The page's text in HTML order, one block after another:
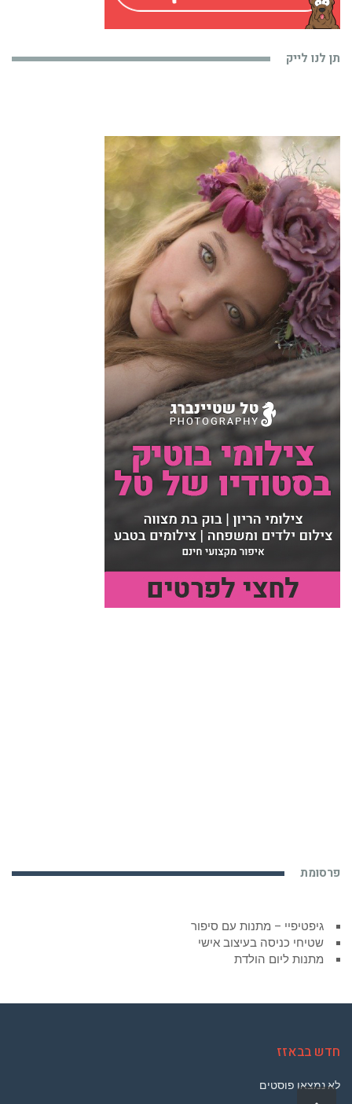
תן לנו לייק
פרסומת
גיפטיפיי – מתנות עם סיפור
שטיחי כניסה בעיצוב אישי
מתנות ליום הולדת
חדש בבאזז
לא נמצאו פוסטים